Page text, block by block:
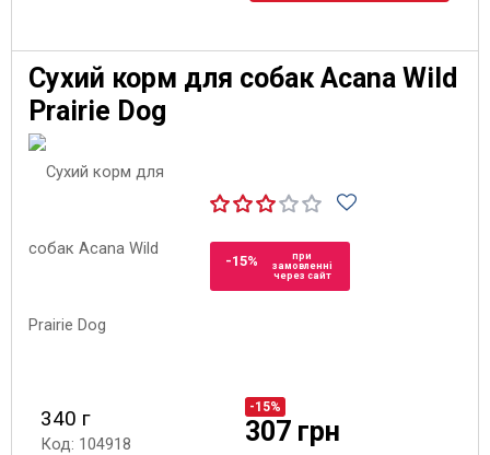
Сухий корм для собак Acana Wild
Prairie Dog
-15%
при
замовленні
через сайт
340 г
Код: 104918
-15%
307 грн